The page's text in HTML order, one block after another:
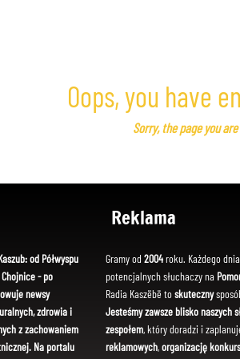
Oops, you have
Sorry, the page you
od Półwyspu
- po
newsy
zdrowia i
z zachowaniem
Na portalu
Reklama
Gramy od 2004roku. Każdego
potencjalnych słuchaczy na
Radia Kaszëbë toskuteczny
Jesteśmy zawsze blisko naszych
zespołem, który doradzi i
reklamowych,organizację